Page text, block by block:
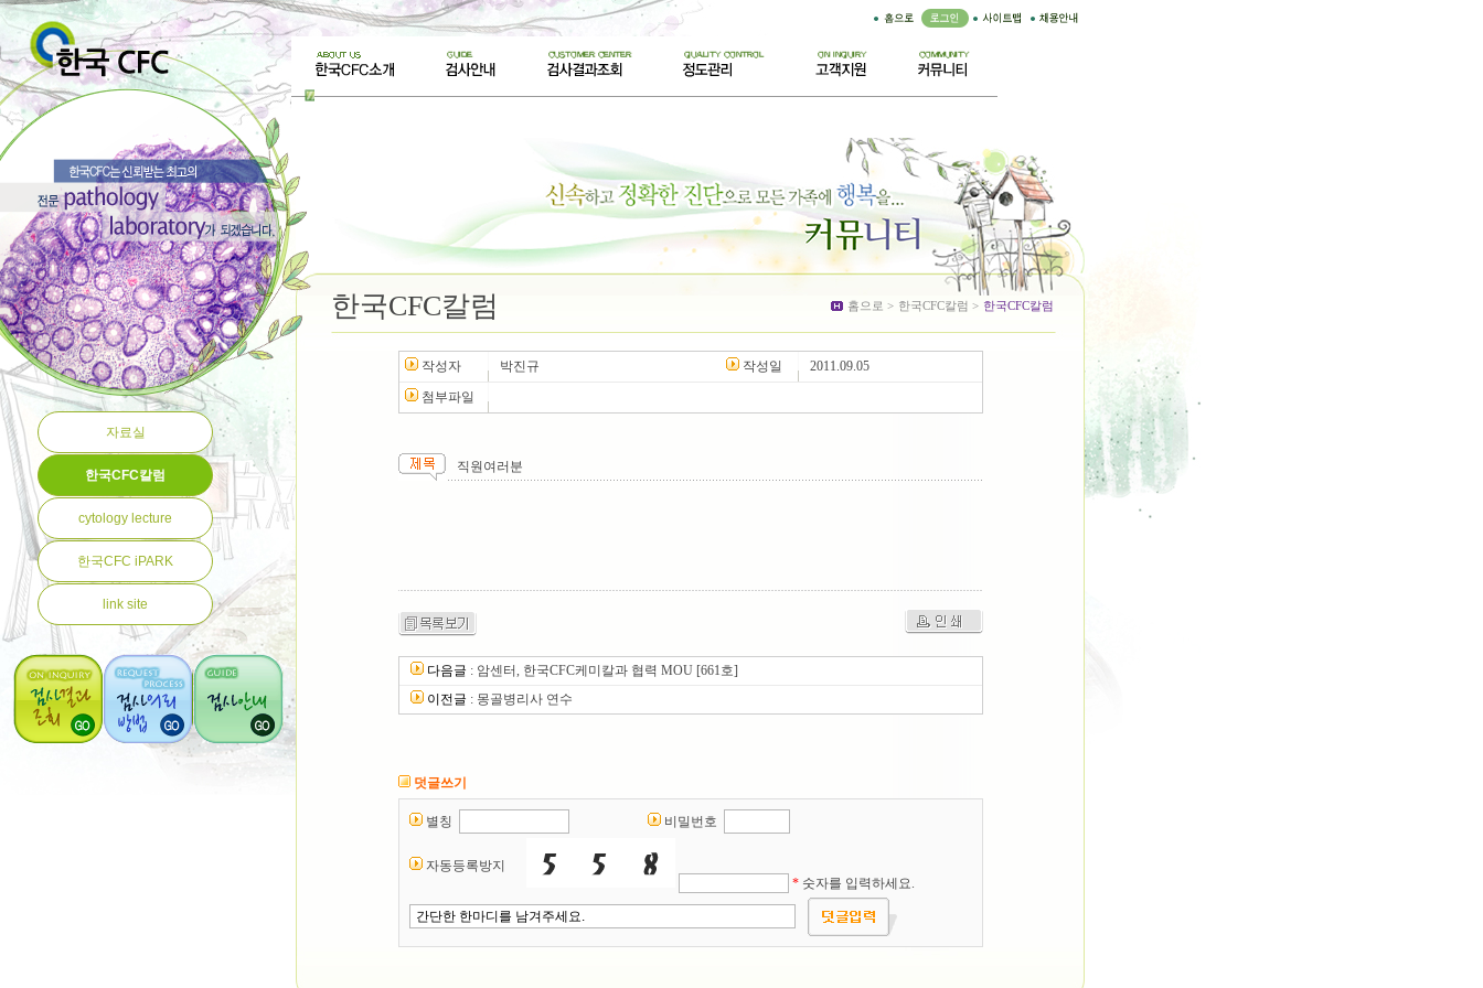
자료실
한국CFC칼럼
cytology lecture
한국CFC iPARK
link site
한국CFC칼럼 홈으로 > 한국CFC칼럼 > 한국CFC칼럼
작성자 박진규 작성일
2011.09.05
첨부파일
직원여러분
다음글 : 암센터, 한국CFC케미칼과 협력 MOU [661호]
이전글 : 몽골병리사 연수
덧글쓰기
별칭 비밀번호
자동등록방지
*숫자를 입력하세요.